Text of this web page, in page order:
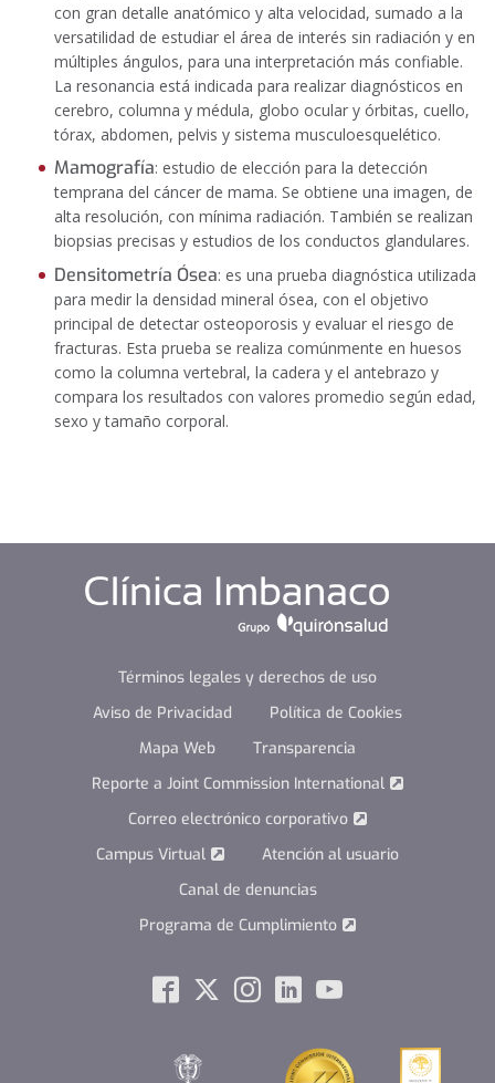
con gran detalle anatómico y alta velocidad, sumado a la
versatilidad de estudiar el área de interés sin radiación y en
múltiples ángulos, para una interpretación más confiable.
La resonancia está indicada para realizar diagnósticos en
cerebro, columna y médula, globo ocular y órbitas, cuello,
tórax, abdomen, pelvis y sistema musculoesquelético.
Mamografía: estudio de elección para la detección
temprana del cáncer de mama. Se obtiene una imagen, de
alta resolución, con mínima radiación. También se realizan
biopsias precisas y estudios de los conductos glandulares.
Densitometría Ósea: es una prueba diagnóstica utilizada
para medir la densidad mineral ósea, con el objetivo
principal de detectar osteoporosis y evaluar el riesgo de
fracturas. Esta prueba se realiza comúnmente en huesos
como la columna vertebral, la cadera y el antebrazo y
compara los resultados con valores promedio según edad,
sexo y tamaño corporal.
Términos legales y derechos de uso
Aviso de Privacidad
Política de Cookies
Mapa Web
Transparencia
Reporte a Joint Commission International
Correo electrónico corporativo
Campus Virtual
Atención al usuario
Canal de denuncias
Programa de Cumplimiento